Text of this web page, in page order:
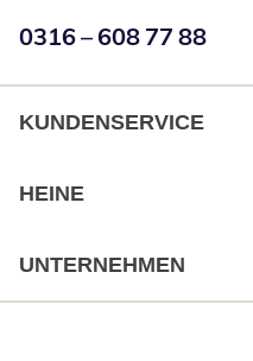
Numéro de téléphone:
0316 – 608 77 88
KUNDENSERVICE
HEINE
UNTERNEHMEN